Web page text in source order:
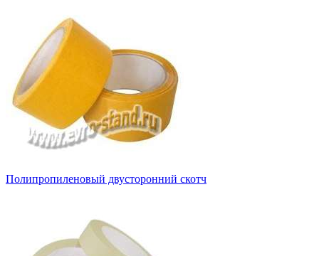
Полипропиленовый двусторонний скотч